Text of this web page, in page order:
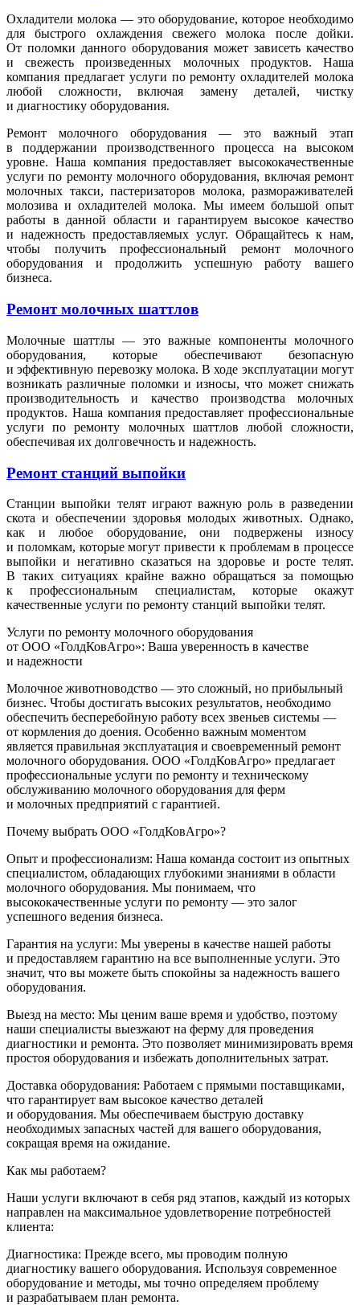
Охладители молока — это оборудование, которое необходимо
для быстрого охлаждения свежего молока после дойки.
От поломки данного оборудования может зависеть качество
и свежесть произведенных молочных продуктов. Наша
компания предлагает услуги по ремонту охладителей молока
любой сложности, включая замену деталей, чистку
и диагностику оборудования.
Ремонт молочного оборудования — это важный этап
в поддержании производственного процесса на высоком
уровне. Наша компания предоставляет высококачественные
услуги по ремонту молочного оборудования, включая ремонт
молочных такси, пастеризаторов молока, размораживателей
молозива и охладителей молока. Мы имеем большой опыт
работы в данной области и гарантируем высокое качество
и надежность предоставляемых услуг. Обращайтесь к нам,
чтобы получить профессиональный ремонт молочного
оборудования и продолжить успешную работу вашего
бизнеса.
Ремонт молочных шаттлов
Молочные шаттлы — это важные компоненты молочного
оборудования, которые обеспечивают безопасную
и эффективную перевозку молока. В ходе эксплуатации могут
возникать различные поломки и износы, что может снижать
производительность и качество производства молочных
продуктов. Наша компания предоставляет профессиональные
услуги по ремонту молочных шаттлов любой сложности,
обеспечивая их долговечность и надежность.
Ремонт станций выпойки
Станции выпойки телят играют важную роль в разведении
скота и обеспечении здоровья молодых животных. Однако,
как и любое оборудование, они подвержены износу
и поломкам, которые могут привести к проблемам в процессе
выпойки и негативно сказаться на здоровье и росте телят.
В таких ситуациях крайне важно обращаться за помощью
к профессиональным специалистам, которые окажут
качественные услуги по ремонту станций выпойки телят.
Услуги по ремонту молочного оборудования
от ООО «ГолдКовАгро»: Ваша уверенность в качестве
и надежности
Молочное животноводство — это сложный, но прибыльный
бизнес. Чтобы достигать высоких результатов, необходимо
обеспечить бесперебойную работу всех звеньев системы —
от кормления до доения. Особенно важным моментом
является правильная эксплуатация и своевременный ремонт
молочного оборудования. ООО «ГолдКовАгро» предлагает
профессиональные услуги по ремонту и техническому
обслуживанию молочного оборудования для ферм
и молочных предприятий с гарантией.
Почему выбрать ООО «ГолдКовАгро»?
Опыт и профессионализм: Наша команда состоит из опытных
специалистом, обладающих глубокими знаниями в области
молочного оборудования. Мы понимаем, что
высококачественные услуги по ремонту — это залог
успешного ведения бизнеса.
Гарантия на услуги: Мы уверены в качестве нашей работы
и предоставляем гарантию на все выполненные услуги. Это
значит, что вы можете быть спокойны за надежность вашего
оборудования.
Выезд на место: Мы ценим ваше время и удобство, поэтому
наши специалисты выезжают на ферму для проведения
диагностики и ремонта. Это позволяет минимизировать время
простоя оборудования и избежать дополнительных затрат.
Доставка оборудования: Работаем с прямыми поставщиками,
что гарантирует вам высокое качество деталей
и оборудования. Мы обеспечиваем быструю доставку
необходимых запасных частей для вашего оборудования,
сокращая время на ожидание.
Как мы работаем?
Наши услуги включают в себя ряд этапов, каждый из которых
направлен на максимальное удовлетворение потребностей
клиента:
Диагностика: Прежде всего, мы проводим полную
диагностику вашего оборудования. Используя современное
оборудование и методы, мы точно определяем проблему
и разрабатываем план ремонта.